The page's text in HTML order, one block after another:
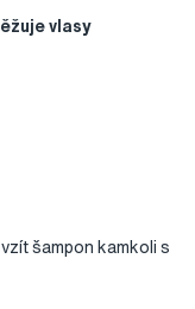
vlasy
šampon kamkoli s